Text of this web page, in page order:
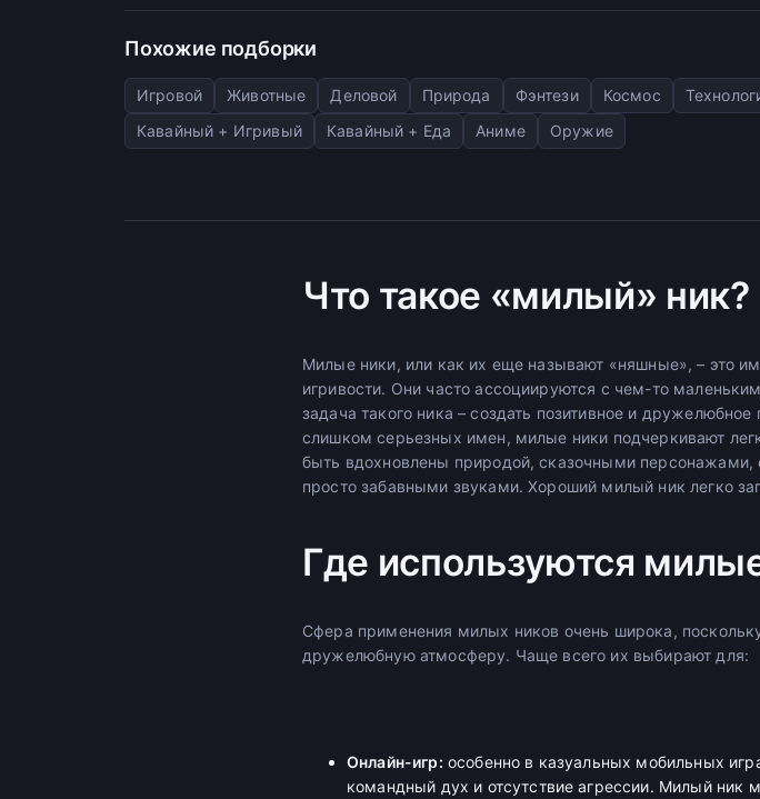
Похожие подборки
Игровой Животные Деловой Природа Фэнтези Космос
Кавайный + Игривый
Кавайный + Еда Аниме Оружие
Что такое «милый» ник?
Милые ники, или как их еще называют «няшные», – это
игривости. Они часто ассоциируются с чем-то
задача такого ника – создать позитивное и
слишком серьезных имен, милые ники подчеркивают
быть вдохновлены природой, сказочными
просто забавными звуками. Хороший милый ник легко
Где используются
Сфера применения милых ников очень широка,
дружелюбную атмосферу. Чаще всего их выбирают для:
Онлайн-игр: особенно в казуальных мобильных
командный дух и отсутствие агрессии. Милый ник